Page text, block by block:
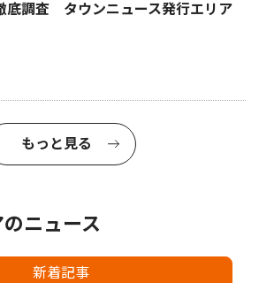
底調査 タウンニュース発行エリア
もっと見る
ニュース
新着記事